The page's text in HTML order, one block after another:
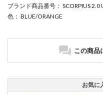
ブランド商品番号 ： SCORPIUS
色 ： BLUE/ORANGE
この商品
お気に